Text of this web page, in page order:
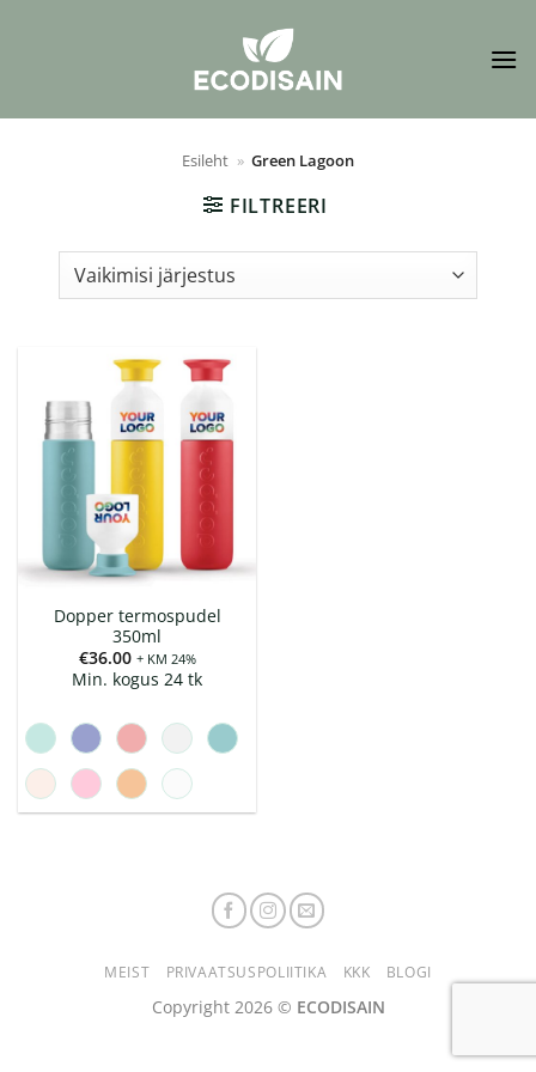
Esileht » Green Lagoon
FILTREERI
Dopper termospudel
350ml
€36.00 + KM 24%
Min. kogus 24 tk
MEIST PRIVAATSUSPOLIITIKA KKK BLOGI
Copyright 2026 © ECODISAIN